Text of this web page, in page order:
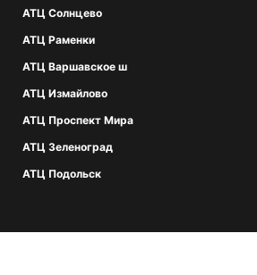
АТЦ Солнцево
АТЦ Раменки
АТЦ Варшавское ш
АТЦ Измайлово
АТЦ Проспект Мира
АТЦ Зеленоград
АТЦ Подольск